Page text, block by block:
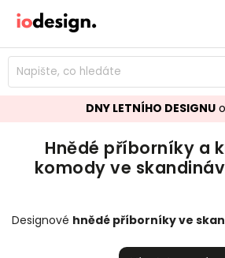
DNY LETNÍHO DESIGNU
Hnědé příborníky a
komody ve
Designové hnědé příborníky ve
Kuchyňské komody
které